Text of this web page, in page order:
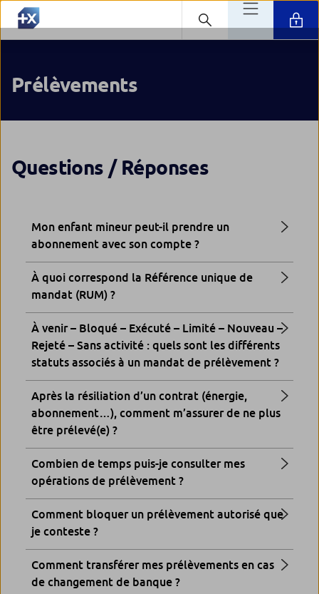
Prélèvements
Questions / Réponses
Mon enfant mineur peut-il prendre un
abonnement avec son compte ?
À quoi correspond la Référence unique de
mandat (RUM) ?
À venir – Bloqué – Exécuté – Limité – Nouveau –
Rejeté – Sans activité : quels sont les différents
statuts associés à un mandat de prélèvement ?
Après la résiliation d’un contrat (énergie,
abonnement…), comment m’assurer de ne plus
être prélevé(e) ?
Combien de temps puis-je consulter mes
opérations de prélèvement ?
Comment bloquer un prélèvement autorisé que
je conteste ?
Comment transférer mes prélèvements en cas
de changement de banque ?